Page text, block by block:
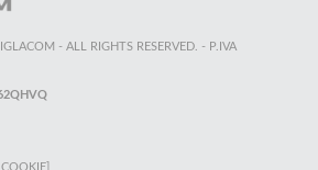
- ALL RIGHTS RESERVED. - P.IVA